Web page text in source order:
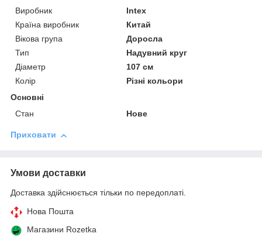
Виробник
Intex
Країна виробник
Китай
Вікова група
Доросла
Тип
Надувний круг
Діаметр
107 см
Колір
Різні кольори
Основні
Стан
Нове
Приховати
Умови доставки
Доставка здійснюється тільки по передоплаті.
Нова Пошта
Магазини Rozetka